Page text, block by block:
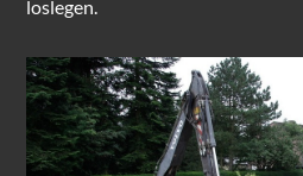
loslegen.